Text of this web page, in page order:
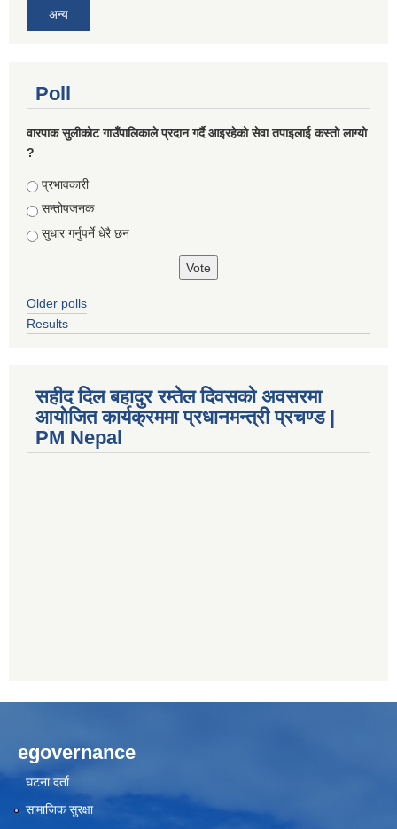
अन्य
Poll
वारपाक सुलीकोट गाउँपालिकाले प्रदान गर्दै आइरहेको सेवा तपाइलाई कस्तो लाग्यो
?
Choices
प्रभावकारी
सन्तोषजनक
सुधार गर्नुपर्ने धेरै छन
Older polls
Results
सहीद दिल बहादुर रम्तेल दिवसको अवसरमा
आयोजित कार्यक्रममा प्रधानमन्त्री प्रचण्ड |
PM Nepal
egovernance
घटना दर्ता
सामाजिक सुरक्षा